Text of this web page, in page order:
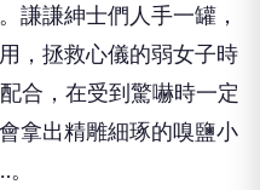
謙謙紳士們人手一罐，
，拯救心儀的弱女子時
合，在受到驚嚇時一定
拿出精雕細琢的嗅鹽小